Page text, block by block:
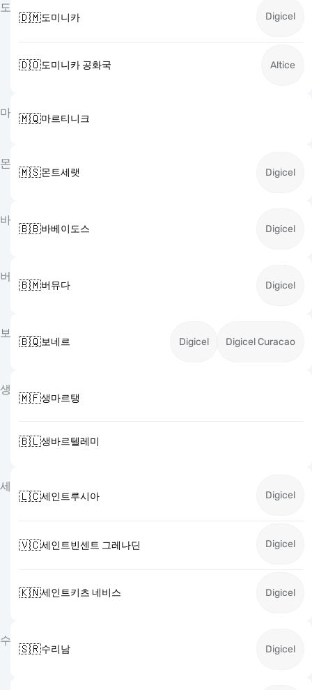
도
🇩🇲도미니카 Digicel
🇩🇴도미니카 공화국 Altice
마 🇲🇶마르티니크
몬
🇲🇸몬트세랫 Digicel
바
🇧🇧바베이도스 Digicel
버
🇧🇲버뮤다 Digicel
보
🇧🇶보네르 Digicel Digicel Curacao
생
🇲🇫생마르탱
🇧🇱생바르텔레미
세
🇱🇨세인트루시아 Digicel
🇻🇨세인트빈센트 그레나딘 Digicel
🇰🇳세인트키츠 네비스 Digicel
수
🇸🇷수리남 Digicel